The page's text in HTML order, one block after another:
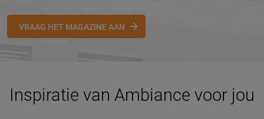
VRAAG HET MAGAZINE AAN
Inspiratie van Ambiance voor jou